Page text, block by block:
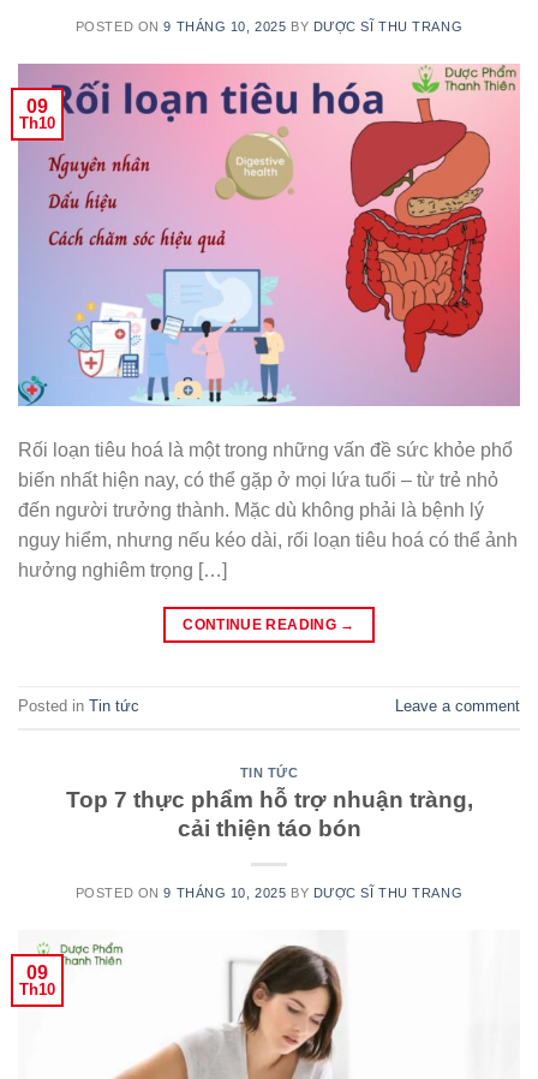
POSTED ON9 THÁNG 10, 2025 BY DƯỢC SĨ THU TRANG
09
Th10
Rối loạn tiêu hoá là một trong những vấn đề sức khỏe phổ
biến nhất hiện nay, có thể gặp ở mọi lứa tuổi – từ trẻ nhỏ
đến người trưởng thành. Mặc dù không phải là bệnh lý
nguy hiểm, nhưng nếu kéo dài, rối loạn tiêu hoá có thể ảnh
hưởng nghiêm trọng […]
CONTINUE READING →
Posted in Tin tức Leave a comment
TIN TỨC
Top 7 thực phẩm hỗ trợ nhuận tràng,
cải thiện táo bón
POSTED ON9 THÁNG 10, 2025 BY DƯỢC SĨ THU TRANG
09
Th10